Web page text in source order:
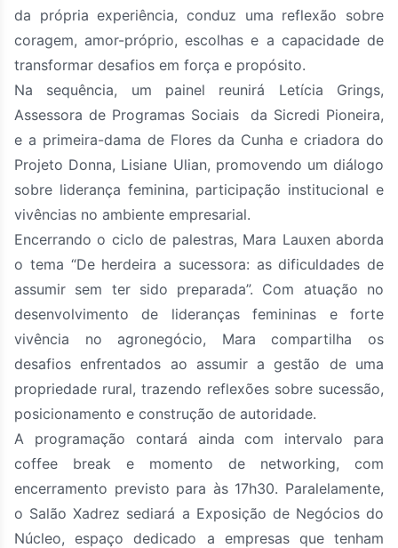
da própria experiência, conduz uma reflexão sobre
coragem, amor-próprio, escolhas e a capacidade de
transformar desafios em força e propósito.
Na sequência, um painel reunirá Letícia Grings,
Assessora de Programas Sociais da Sicredi Pioneira,
e a primeira-dama de Flores da Cunha e criadora do
Projeto Donna, Lisiane Ulian, promovendo um diálogo
sobre liderança feminina, participação institucional e
vivências no ambiente empresarial.
Encerrando o ciclo de palestras, Mara Lauxen aborda
o tema “De herdeira a sucessora: as dificuldades de
assumir sem ter sido preparada”. Com atuação no
desenvolvimento de lideranças femininas e forte
vivência no agronegócio, Mara compartilha os
desafios enfrentados ao assumir a gestão de uma
propriedade rural, trazendo reflexões sobre sucessão,
posicionamento e construção de autoridade.
A programação contará ainda com intervalo para
coffee break e momento de networking, com
encerramento previsto para às 17h30. Paralelamente,
o Salão Xadrez sediará a Exposição de Negócios do
Núcleo, espaço dedicado a empresas que tenham